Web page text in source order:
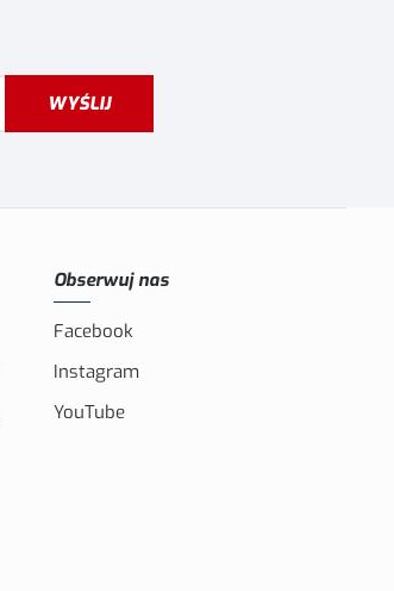
WYŚLIJ
Obserwuj nas
Facebook
Instagram
YouTube